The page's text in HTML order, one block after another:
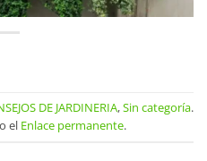
DE JARDINERIA,Sin categoría.
el Enlace permanente.